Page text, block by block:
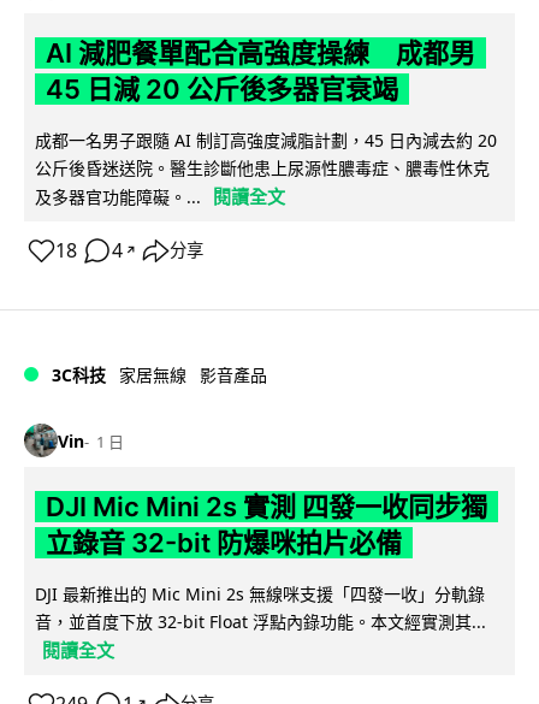
AI 減肥餐單配合高強度操練 成都男
45 日減 20 公斤後多器官衰竭
成都一名男子跟隨 AI 制訂高強度減脂計劃，45 日內減去約 20
公斤後昏迷送院。醫生診斷他患上尿源性膿毒症、膿毒性休克
及多器官功能障礙。...
閱讀全文
18 4 ↗ 分享
3C科技 家居無線 影音產品
Vin 1 日
DJI Mic Mini 2s 實測 四發一收同步獨
立錄音 32-bit 防爆咪拍片必備
DJI 最新推出的 Mic Mini 2s 無線咪支援「四發一收」分軌錄
音，並首度下放 32-bit Float 浮點內錄功能。本文經實測其...
閱讀全文